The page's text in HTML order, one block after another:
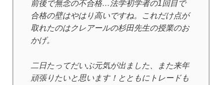
前後で無念の不合格…法学初学者の1回目で
合格の壁はやはり高いですね。これだけ点が
取れたのはクレアールの杉田先生の授業のお
かげ。
二日たってだいぶ元気が出ました、また来年
頑張りたいと思います！とともにトレードも